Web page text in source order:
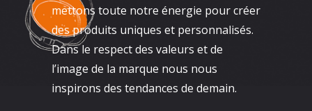
mettons toute notre énergie pour créer
des produits uniques et personnalisés.
Dans le respect des valeurs et de
l’image de la marque nous nous
inspirons des tendances de demain.